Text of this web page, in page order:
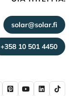
solar@solar.fi
+358 10 501 4450